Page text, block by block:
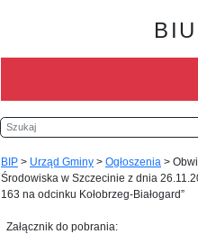
Szukaj
BIP > Urząd Gminy > Ogłoszenia >
Środowiska w Szczecinie z dnia
163 na odcinku Kołobrzeg-Białogard”
Załącznik do pobrania: